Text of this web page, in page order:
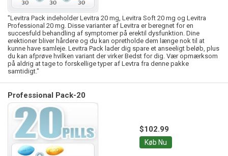
"Levitra Pack indeholder Levitra 20 mg, Levitra Soft 20 mg og Levitra
Professional 20 mg. Disse varianter af Levitra er beregnet for en
succesfuld behandling af symptomer på erektil dysfunktion. Dine
erektioner bliver hårdere og du kan opretholde dem længe nok til at
kunne have samleje. Levitra Pack lader dig spare et anseeligt beløb, plus
du kan afprøve hvilken variant der virker Bedst for dig. Vær opmærksom
på aldrig at tage to forskellige typer af Levtra fra denne pakke
samtidigt."
Professional Pack-20
$102.99
Køb Nu